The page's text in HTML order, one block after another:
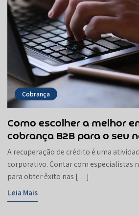
Cobrança
Como escolher a melhor
cobrança B2B para o seu
A recuperação de crédito é uma
corporativo. Contar com especialistas
para obter êxito nas […]
Leia Mais